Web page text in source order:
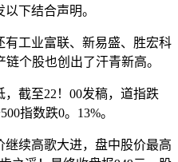
下结合声明。
工业富联、新易盛、胜宏科
个股也创出了汗青新高。
截至22！00发稿，道指跌
指数跌0。13%。
续高歌大进，盘中股价最高